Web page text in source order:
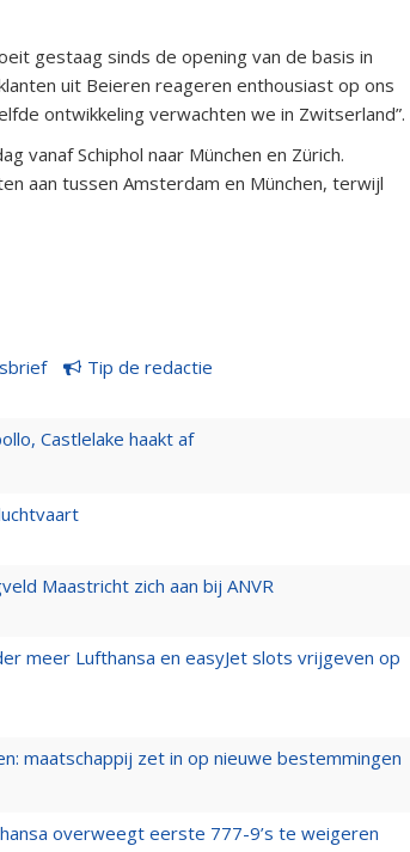
gestaag sinds de opening van de basis in
uit Beieren reageren enthousiast op ons
ontwikkeling verwachten we in Zwitserland”.
vanaf Schiphol naar München en Zürich.
aan tussen Amsterdam en München, terwijl
Tip de redactie
Castlelake haakt af
Maastricht zich aan bij ANVR
meer Lufthansa en easyJet slots vrijgeven op
maatschappij zet in op nieuwe bestemmingen
overweegt eerste 777-9’s te weigeren